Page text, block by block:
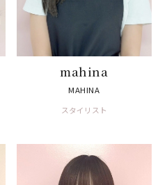
mahina
MAHINA
スタイリスト